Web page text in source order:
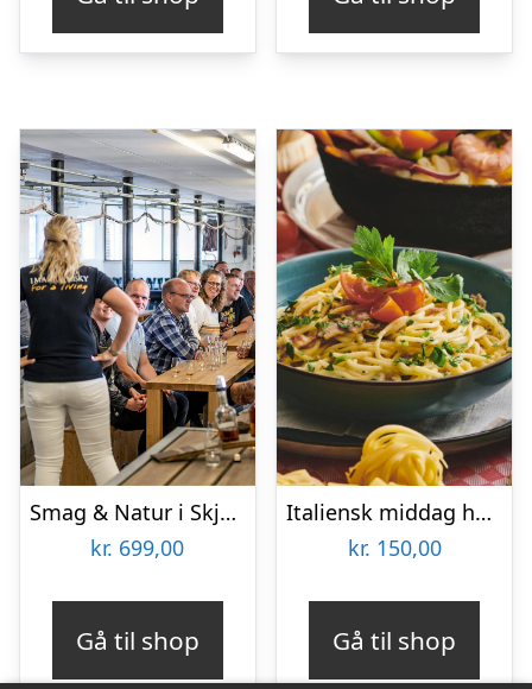
Smag & Natur i Skjern Enge
kr. 699,00
Gå til shop
Italiensk middag hos Restaurant Pulcinella
kr. 150,00
Gå til shop